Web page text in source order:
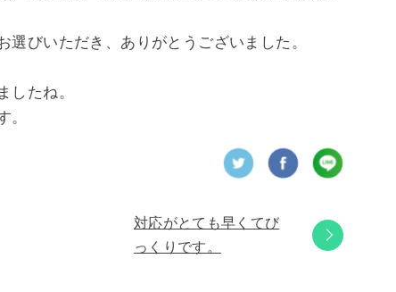
びいただき、ありがとうございました。
したね。
。
対応がとても早くてび
っくりです。